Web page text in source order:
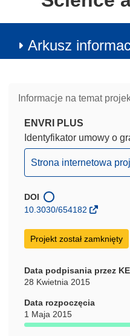
Arkusz
Informacje na temat
ENVRI PLUS
Identyfikator umowy o
(odnośnik
otworzy
w
oknie)
Strona internetowa
DOI
10.3030/654182
Projekt został zamknięty
Data podpisania przez KE
28 Kwietnia 2015
Data rozpoczęcia
1 Maja 2015